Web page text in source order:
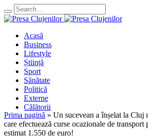
Acasă
Business
Lifestyle
Știință
Sport
Sănătate
Politică
Externe
Călătorii
Prima pagină » Un sucevean a înșelat la Cluj
care efectuează curse ocazionale de transport
estimat 1.550 de euro!